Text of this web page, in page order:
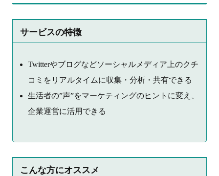
サービスの特徴
Twitterやブログなどソーシャルメディア上のクチ
コミをリアルタイムに収集・分析・共有できる
生活者の”声”をマーケティングのヒントに変え、
企業運営に活用できる
こんな方にオススメ